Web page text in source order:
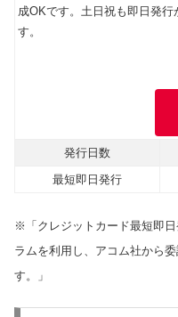
成OKです。土日祝も即日発
す。
発行日数
最短即日発行
※「クレジットカード最短即
ラムを利用し、アコム社から
す。」